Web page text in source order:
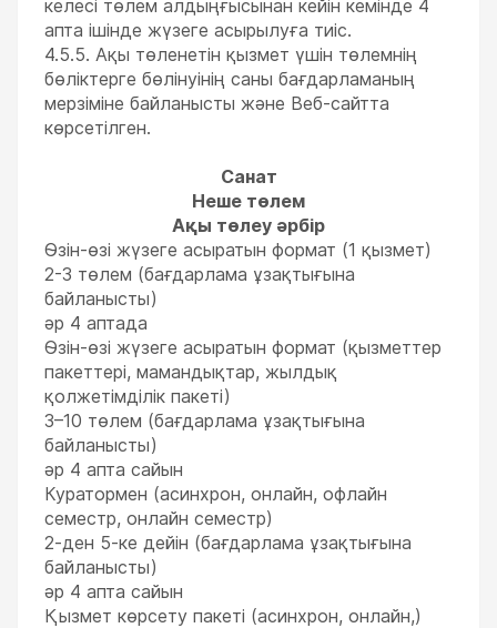
келесі төлем алдыңғысынан кейін кемінде 4
апта ішінде жүзеге асырылуға тиіс.
4.5.5. Ақы төленетін қызмет үшін төлемнің
бөліктерге бөлінуінің саны бағдарламаның
мерзіміне байланысты және Веб-сайтта
көрсетілген.
Санат
Неше төлем
Ақы төлеу әрбір
Өзін-өзі жүзеге асыратын формат (1 қызмет)
2-3 төлем (бағдарлама ұзақтығына
байланысты)
әр 4 аптада
Өзін-өзі жүзеге асыратын формат (қызметтер
пакеттері, мамандықтар, жылдық
қолжетімділік пакеті)
3–10 төлем (бағдарлама ұзақтығына
байланысты)
әр 4 апта сайын
Куратормен (асинхрон, онлайн, офлайн
семестр, онлайн семестр)
2-ден 5-ке дейін (бағдарлама ұзақтығына
байланысты)
әр 4 апта сайын
Қызмет көрсету пакеті (асинхрон, онлайн,)